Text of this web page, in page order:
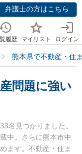
弁護士の方はこちら
履歴 マイリスト ログイン
熊本県で不動産・住
問題に強い
名見つかりました。
中。さらに熊本市中
ます。不動産・住ま